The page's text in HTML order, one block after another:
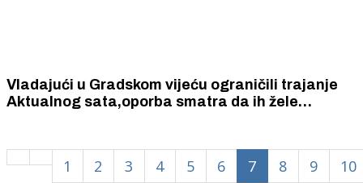
Vladajući u Gradskom vijeću ograničili trajanje
Aktualnog sata,oporba smatra da ih žele
1 2 3 4 5 6 7 8 9 10